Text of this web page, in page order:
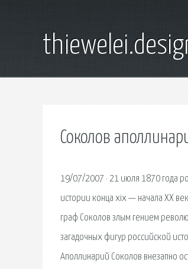
Соколов
19/07/2007 · 21 июля 1870 года
истории конца xix — начала ХХ
граф Соколов злым гением
загадочных фигур российской
Аполлинарий Соколов внезапно